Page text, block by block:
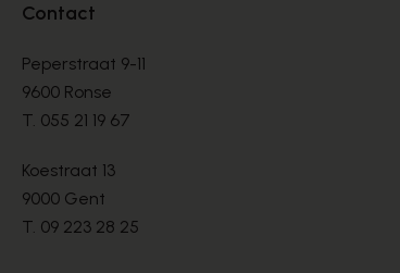
Contact
Peperstraat 9-11
9600 Ronse
T. 055 21 19 67
Koestraat 13
9000 Gent
T. 09 223 28 25